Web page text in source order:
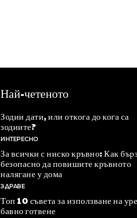
Най-четеното
Зодии дати, или откога до кога са
зодиите?
ИНТЕРЕСНО
За всички с ниско кръвно: Как
безопасно да повишите кръвното
налягане у дома
ЗДРАВЕ
Топ 10 съвета за използване на
бавно готвене